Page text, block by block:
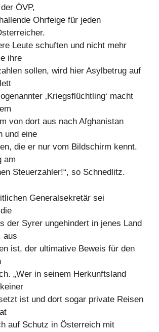
ÖVP,
Ohrfeige für jeden
Leute schuften und nicht mehr
ihre
sollen, wird hier Asylbetrug auf
‚Kriegsflüchtling‘ macht
von dort aus nach Afghanistan
und eine
die er nur vom Bildschirm kennt.
am
Steuerzahler!“, so Schnedlitz.
Generalsekretär sei
der Syrer ungehindert in jenes Land
aus
ist, der ultimative Beweis für den
„Wer in seinem Herkunftsland
ist und dort sogar private Reisen
auf Schutz in Österreich mit